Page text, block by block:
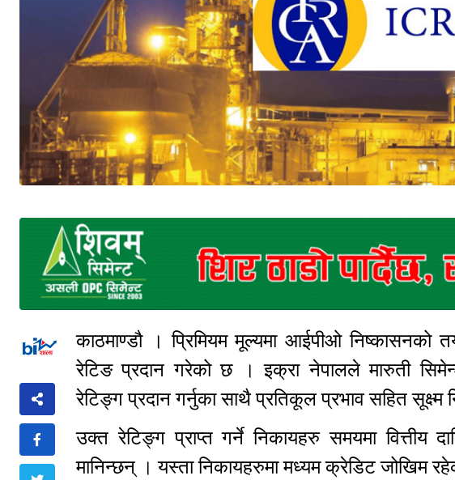
काठमाण्डौ । प्रिमियम मूल्यमा आईपीओ निष्कासनको
रेटिङ प्रदान गरेको छ । इक्रा नेपालले मारुती
रेटिङ्ग प्रदान गर्नुका साथै प्रतिकूल प्रभाव सहित सूक्ष्म
उक्त रेटिङ्ग प्राप्त गर्ने निकायहरु समयमा वित्तीय
मानिन्छन् । यस्ता निकायहरुमा मध्यम क्रेडिट जोखिम